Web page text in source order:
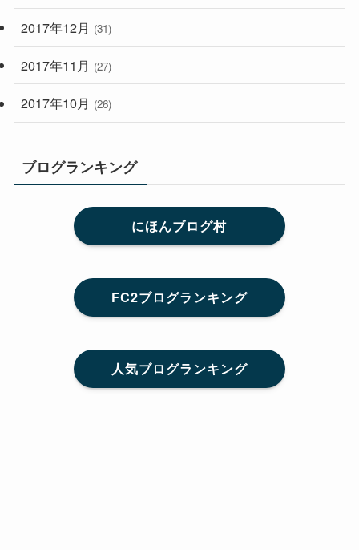
2017年12月 (31)
2017年11月 (27)
2017年10月 (26)
ブログランキング
にほんブログ村
FC2ブログランキング
人気ブログランキング